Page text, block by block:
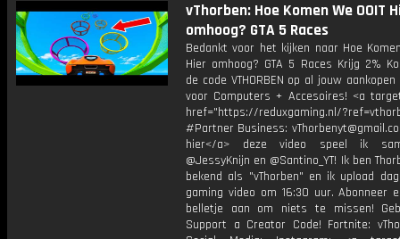
vThorben: Hoe Komen We OOIT
omhoog? GTA 5 Races
Bedankt voor het kijken naar Hoe
Hier omhoog? GTA 5 Races Krijg 2%
de code VTHORBEN op al jouw aankopen
voor Computers + Accesoires! <a
href="https://reduxgaming.nl/
#Partner Business:
hier</a> deze video speel ik
@JessyKnijn en @Santino_YT! Ik ben
bekend als "vThorben" en ik upload
gaming video om 16:30 uur. Abonneer
belletje aan om niets te missen!
Support a Creator Code! Fortnite: